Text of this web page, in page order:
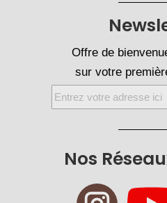
Nos
Offre de
sur votre
Inscription
à